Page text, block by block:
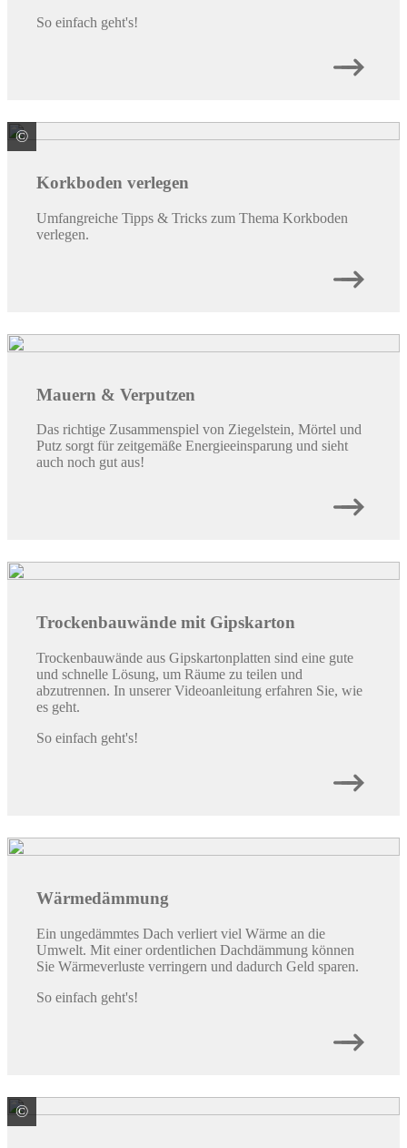
So einfach geht's!
© Hamberger Flooring GmbH & Co. KG
Korkboden verlegen
Umfangreiche Tipps & Tricks zum Thema Korkboden
verlegen.
Mauern & Verputzen
Das richtige Zusammenspiel von Ziegelstein, Mörtel und
Putz sorgt für zeitgemäße Energieeinsparung und sieht
auch noch gut aus!
Trockenbauwände mit Gipskarton
Trockenbauwände aus Gipskartonplatten sind eine gute
und schnelle Lösung, um Räume zu teilen und
abzutrennen. In unserer Videoanleitung erfahren Sie, wie
es geht.
So einfach geht's!
Wärmedämmung
Ein ungedämmtes Dach verliert viel Wärme an die
Umwelt. Mit einer ordentlichen Dachdämmung können
Sie Wärmeverluste verringern und dadurch Geld sparen.
So einfach geht's!
© GUTJAHR Systemtechnik GmbH - D -